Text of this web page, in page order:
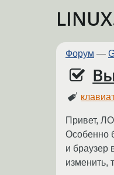
Форум —
Привет,
Особенно
и браузер
изменить,